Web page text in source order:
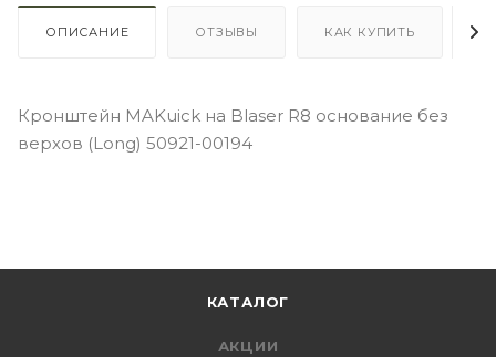
ОПИСАНИЕ ОТЗЫВЫ КАК КУПИТЬ
Кронштейн MAKuick на Blaser R8 основание без
верхов (Long) 50921-00194
КАТАЛОГ
АКЦИИ